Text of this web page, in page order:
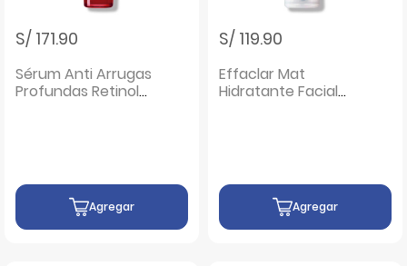
S/ 171.90
Sérum Anti Arrugas
Profundas Retinol
Agregar
S/ 119.90
Effaclar Mat
Hidratante Facial
Agregar